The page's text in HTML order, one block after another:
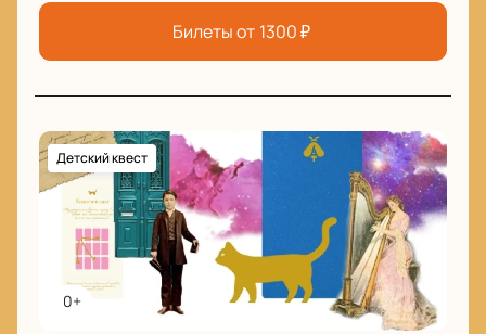
Билеты от 1300₽
0+
Детский квест